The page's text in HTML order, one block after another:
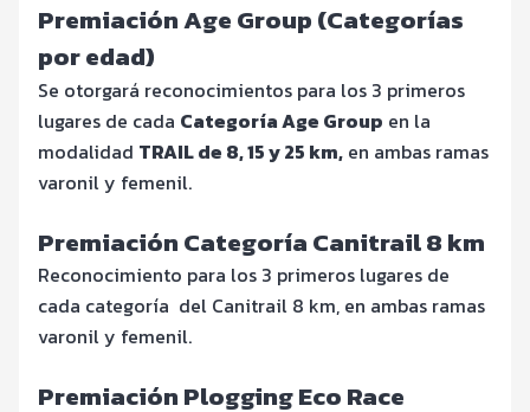
Premiación Age Group (Categorías
por edad)
Se otorgará reconocimientos para los 3 primeros
lugares de cada Categoría Age Group en la
modalidad TRAIL de 8, 15 y 25 km, en ambas ramas
varonil y femenil.
Premiación Categoría Canitrail 8 km
Reconocimiento para los 3 primeros lugares de
cada categoría del Canitrail 8 km, en ambas ramas
varonil y femenil.
Premiación Plogging Eco Race